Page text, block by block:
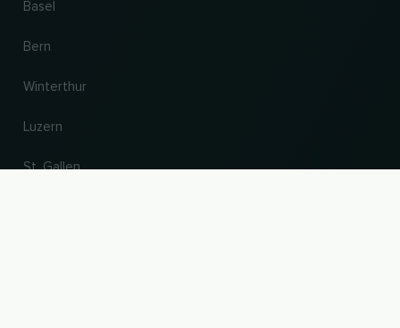
Basel
Bern
Winterthur
Luzern
St. Gallen